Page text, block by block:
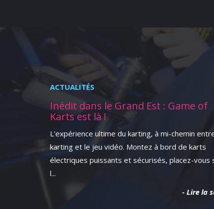
ACTUALITÉS
Inédit dans le Grand Est : Game of
Karts est là !
L'expérience ultime du karting, à mi-chemin
karting et le jeu vidéo. Montez à bord de karts
électriques puissants et sécurisés, placez-vous
l...
- Lire la